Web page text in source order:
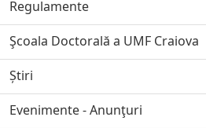
Regulamente
Şcoala Doctorală a UMF Craiova
Știri
Evenimente - Anunţuri